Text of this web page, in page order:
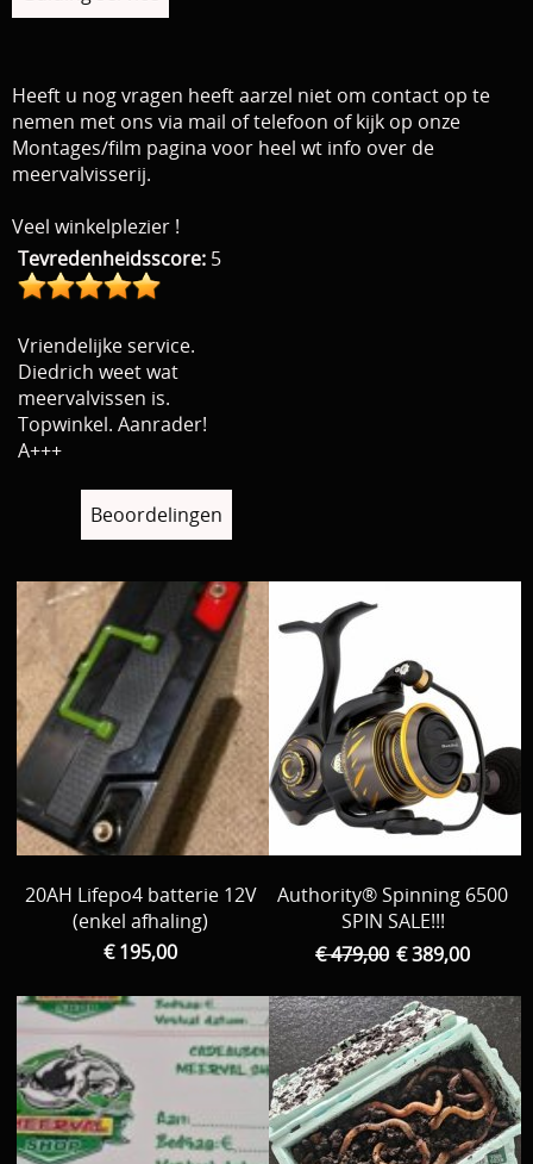
Heeft u nog vragen heeft aarzel niet om contact op te
nemen met ons via mail of telefoon of kijk op onze
Montages/film pagina voor heel wt info over de
meervalvisserij.
Veel winkelplezier !
Tevredenheidsscore: 5
Vriendelijke service.
Diedrich weet wat
meervalvissen is.
Topwinkel. Aanrader!
A+++
Beoordelingen
20AH Lifepo4 batterie 12V
(enkel afhaling)
€ 195,00
Authority® Spinning 6500
SPIN SALE!!!
€ 479,00 € 389,00